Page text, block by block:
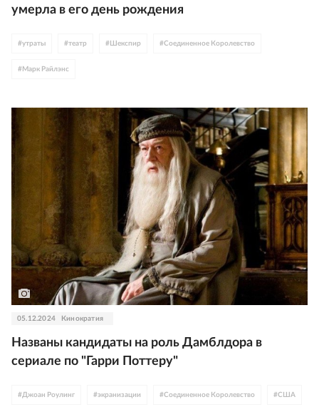
умерла в его день рождения
#утраты #театр # Шекспир #Соединенное Королевство
# Марк Райлэнс
05.12.2024 Кинократия
Названы кандидаты на роль Дамблдора в
сериале по "Гарри Поттеру"
# Джоан Роулинг #экранизации #Соединенное Королевство #США